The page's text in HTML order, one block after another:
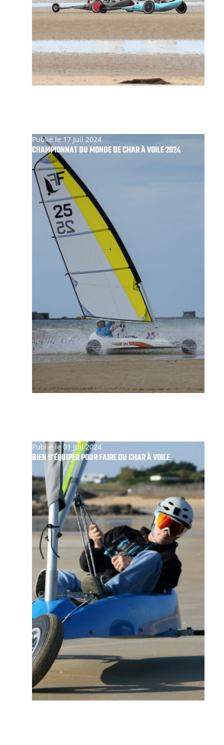
Publié le 17 Juil 2024
CHAMPIONNAT DU MONDE DE CHAR À VOILE 2024
Publié le 01 Juil 2024
BIEN S’ÉQUIPER POUR FAIRE DU CHAR À VOILE